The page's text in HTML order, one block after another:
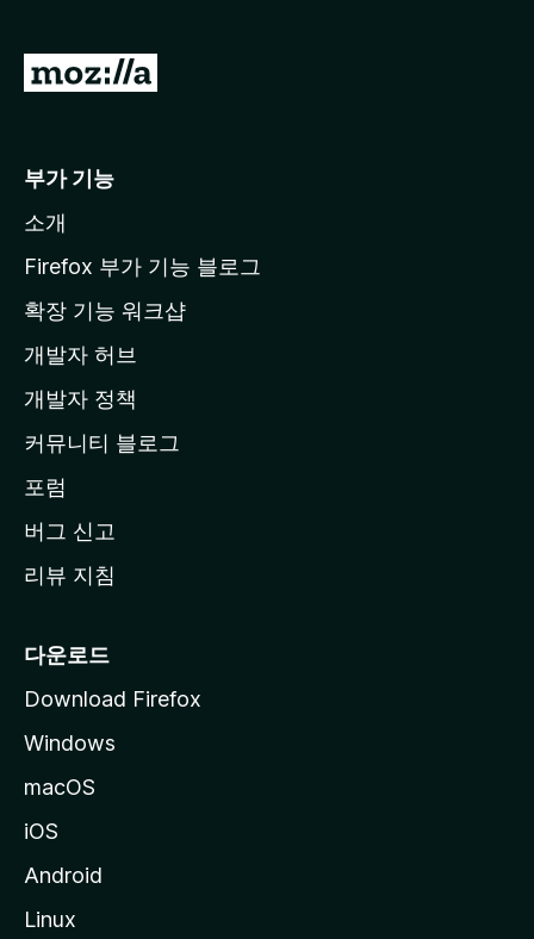
M
l
a
페
이
지
이
동
부가 기능
소개
Firefox 부가 기능 블로그
확장 기능 워크샵
개발자 허브
개발자 정책
커뮤니티 블로그
포럼
버그 신고
리뷰 지침
다운로드
Download Firefox
Windows
macOS
iOS
Android
Linux